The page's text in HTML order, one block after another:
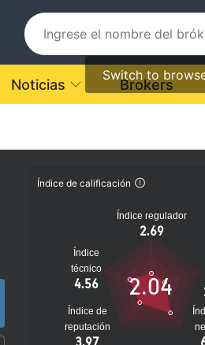
Switch to
Noticias Brokers
Índice de calificación
Índice regulador
2.69
Índice
técnico
4.56
Índice de
reputación
2.04